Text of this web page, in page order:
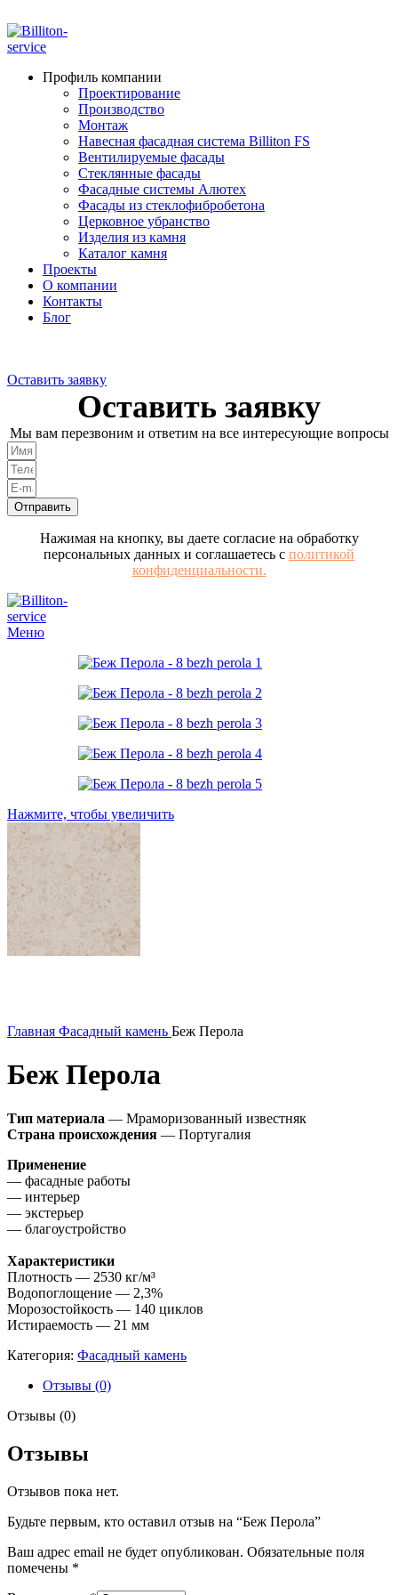
Профиль компании
Проектирование
Производство
Монтаж
Навесная фасадная система Billiton FS
Вентилируемые фасады
Стеклянные фасады
Фасадные системы Алютех
Фасады из стеклофибробетона
Церковное убранство
Изделия из камня
Каталог камня
Проекты
О компании
Контакты
Блог
Оставить заявку
Оставить заявку
Мы вам перезвоним и ответим на все интересующие вопросы
Отправить
Нажимая на кнопку, вы даете согласие на обработку
персональных данных и соглашаетесь с политикой
конфиденциальности.
Меню
Нажмите, чтобы увеличить
Главная Фасадный камень Беж Перола
Беж Перола
Тип материала — Мраморизованный известняк
Страна происхождения — Португалия
Применение
— фасадные работы
— интерьер
— экстерьер
— благоустройство
Характеристики
Плотность — 2530 кг/м³
Водопоглощение — 2,3%
Морозостойкость — 140 циклов
Истираемость — 21 мм
Категория: Фасадный камень
Отзывы (0)
Отзывы (0)
Отзывы
Отзывов пока нет.
Будьте первым, кто оставил отзыв на “Беж Перола”
Ваш адрес email не будет опубликован. Обязательные поля
помечены *